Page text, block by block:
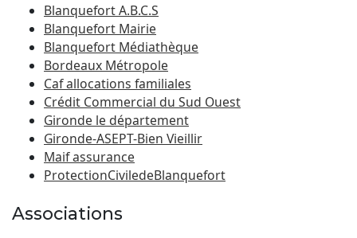
Blanquefort A.B.C.S
Blanquefort Mairie
Blanquefort Médiathèque
Bordeaux Métropole
Caf allocations familiales
Crédit Commercial du Sud Ouest
Gironde le département
Gironde-ASEPT-Bien Vieillir
Maif assurance
ProtectionCiviledeBlanquefort
Associations